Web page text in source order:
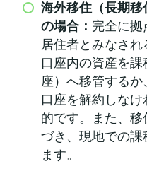
海外移住（長期移
の場合： 完全に拠
居住者とみなさ
口座内の資産を
座）へ移管する
口座を解約しな
的です。また、
づき、現地での課
ます。